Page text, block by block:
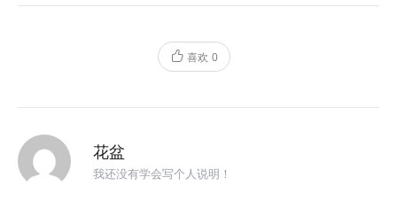
喜欢 0
花盆
我还没有学会写个人说明！